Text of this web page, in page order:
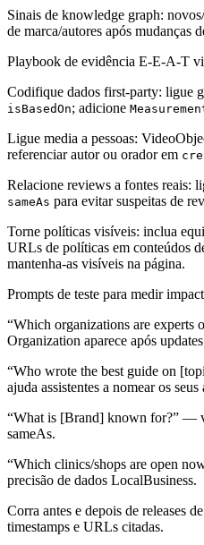
Sinais de knowledge graph:
de marca/autores após mudanças
Playbook de evidência E-E-A-T
Codifique dados first-party: ligue
isBasedOn; adicione
Ligue media a pessoas:
referenciar autor ou orador em
Relacione reviews a fontes reais:
sameAs para evitar suspeitas de
Torne políticas visíveis: inclua
URLs de políticas em conteúdos
mantenha-as visíveis na página.
Prompts de teste para medir
“Which organizations are
Organization aparece após
“Who wrote the best guide on
ajuda assistentes a nomear os seus
“What is [Brand] known for?” —
sameAs.
“Which clinics/shops are open
precisão de dados LocalBusiness.
Corra antes e depois de releases
timestamps e URLs citadas.